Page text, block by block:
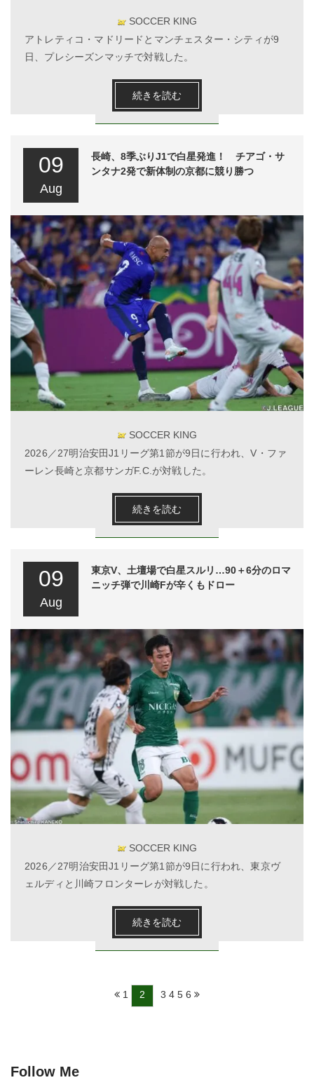
SOCCER KING
アトレティコ・マドリードとマンチェスター・シティが9
日、プレシーズンマッチで対戦した。
続きを読む
09
Aug
長崎、8季ぶりJ1で白星発進！ チアゴ・サ
ンタナ2発で新体制の京都に競り勝つ
SOCCER KING
2026／27明治安田J1リーグ第1節が9日に行われ、V・ファ
ーレン長崎と京都サンガF.C.が対戦した。
続きを読む
09
Aug
東京V、土壇場で白星スルリ…90＋6分のロマ
ニッチ弾で川崎Fが辛くもドロー
SOCCER KING
2026／27明治安田J1リーグ第1節が9日に行われ、東京ヴ
ェルディと川崎フロンターレが対戦した。
続きを読む
1 2 3 4 5 6
Follow Me